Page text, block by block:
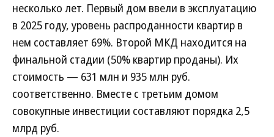
несколько лет. Первый дом ввели в эксплуатацию
в 2025 году, уровень распроданности квартир в
нем составляет 69%. Второй МКД находится на
финальной стадии (50% квартир проданы). Их
стоимость — 631 млн и 935 млн руб.
соответственно. Вместе с третьим домом
совокупные инвестиции составляют порядка 2,5
млрд руб.